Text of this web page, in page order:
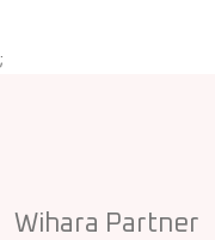
;
Wihara Partner